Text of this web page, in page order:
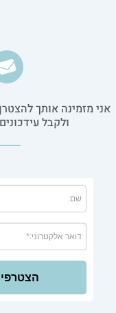
אני מזמינה אותך
ולקבל
הצטרפי